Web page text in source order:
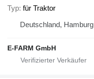
Typ für Traktor
Deutschland, Hamburg
E-FARM GmbH